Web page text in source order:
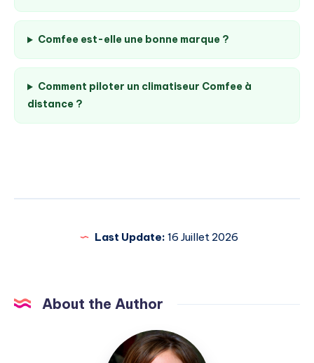
Comfee est-elle une bonne marque ?
Comment piloter un climatiseur Comfee à
distance ?
Last Update: 16 Juillet 2026
About the Author
Elise
Durant